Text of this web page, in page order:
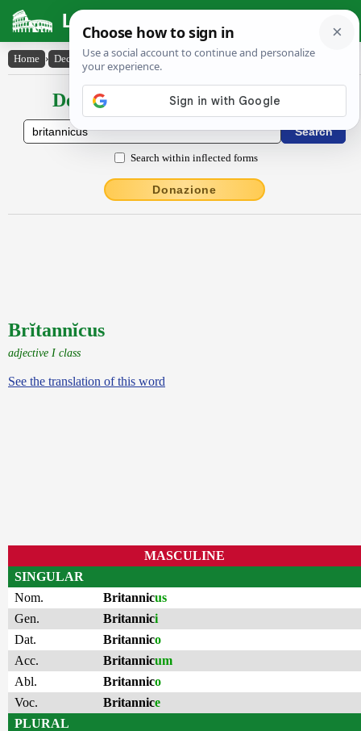
Latin Dictionary
Home › Declensions / Conjugations › Brĭtannĭcus
Declensions / Conjugations latin
Search within inflected forms
Donazione
Brĭtannĭcus
adjective I class
See the translation of this word
MASCULINE
SINGULAR
Nom.
Britannicus
Gen.
Britannici
Dat.
Britannico
Acc.
Britannicum
Abl.
Britannico
Voc.
Britannice
PLURAL